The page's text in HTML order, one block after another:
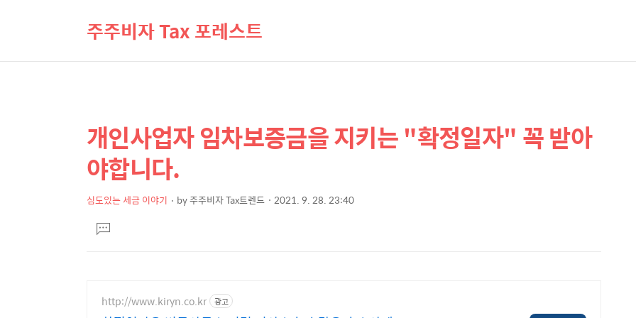
주주비자 Tax 포레스트
상
컨
텐
본
문
제
개인사업자 임차보증금을 지키는 "확정일자" 꼭 받아
야합니다.
심도있는 세금 이야기 by주주비자 Tax트렌드 2021. 9. 28. 23:40
문댓
글
http://www.kiryn.co.kr 광고